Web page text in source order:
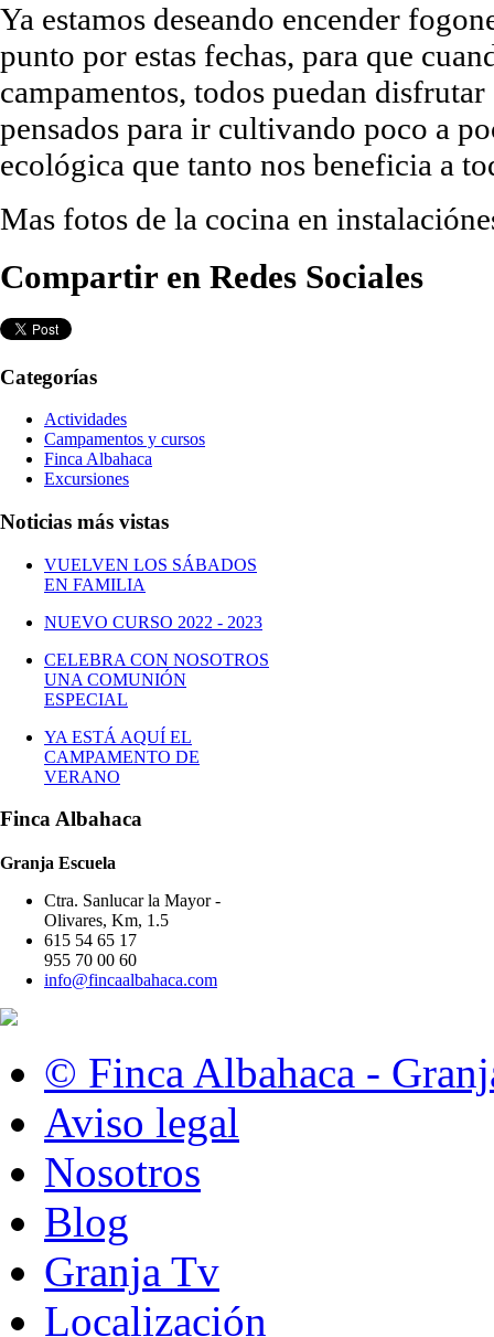
Ya estamos deseando encender
punto por estas fechas, para que
campamentos, todos puedan
pensados para ir cultivando poco a
ecológica que tanto nos beneficia a
Mas fotos de la cocina en
Compartir en Redes Sociales
Categorías
Actividades
Campamentos y cursos
Finca Albahaca
Excursiones
Noticias más vistas
VUELVEN LOS SÁBADOS
EN FAMILIA
NUEVO CURSO 2022 - 2023
CELEBRA CON NOSOTROS
UNA COMUNIÓN
ESPECIAL
YA ESTÁ AQUÍ EL
CAMPAMENTO DE
VERANO
Finca Albahaca
Granja Escuela
Ctra. Sanlucar la Mayor -
Olivares, Km, 1.5
615 54 65 17
955 70 00 60
info@fincaalbahaca.com
© Finca Albahaca -
Aviso legal
Nosotros
Blog
Granja Tv
Localización